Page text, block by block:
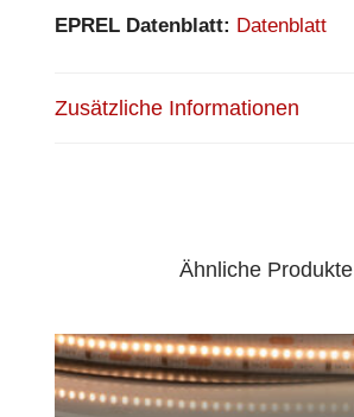
EPREL Datenblatt: Datenblatt
Zusätzliche Informationen
Ähnliche Produkte